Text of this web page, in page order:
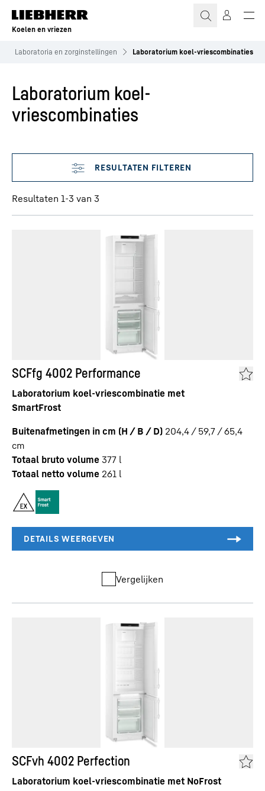
Koelen en vriezen
Laboratoria en zorginstellingen Laboratorium koel-vriescombinaties
Laboratorium koel-
vriescombinaties
Filter overslaan
Resultaten 1-3 van 3
SCFfg 4002 Performance
Laboratorium koel-vriescombinatie met
SmartFrost
Buitenafmetingen in cm (H / B / D) 204,4 / 59,7 / 65,4
cm
Totaal bruto volume 377 l
Totaal netto volume 261 l
Vergelijken
SCFvh 4002 Perfection
Laboratorium koel-vriescombinatie met NoFrost